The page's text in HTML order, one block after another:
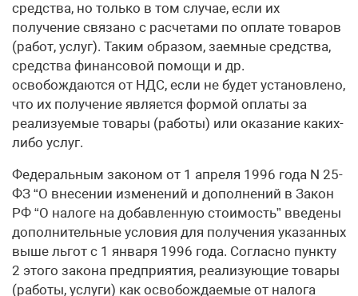
средства, но только в том случае, если их
получение связано с расчетами по оплате товаров
(работ, услуг). Таким образом, заемные средства,
средства финансовой помощи и др.
освобождаются от НДС, если не будет установлено,
что их получение является формой оплаты за
реализуемые товары (работы) или оказание каких-
либо услуг.
Федеральным законом от 1 апреля 1996 года N 25-
ФЗ “О внесении изменений и дополнений в Закон
РФ “О налоге на добавленную стоимость” введены
дополнительные условия для получения указанных
выше льгот с 1 января 1996 года. Согласно пункту
2 этого закона предприятия, реализующие товары
(работы, услуги) как освобождаемые от налога